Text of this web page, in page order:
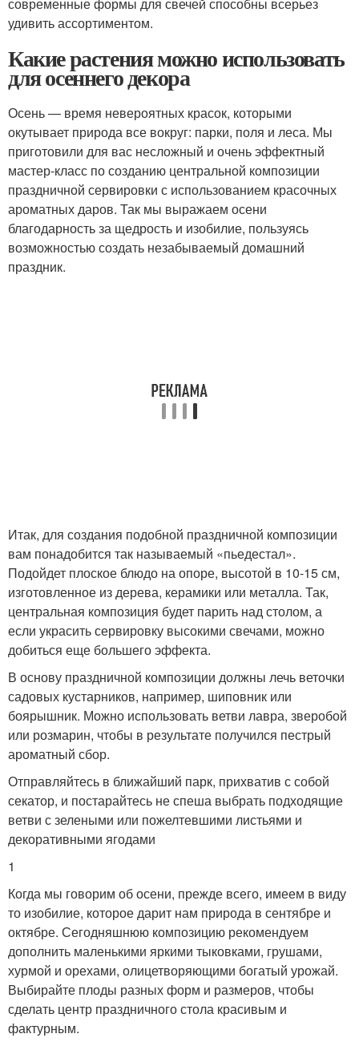
удивить ассортиментом.
Какие растения можно использовать
для осеннего декора
Осень — время невероятных красок, которыми
окутывает природа все вокруг: парки, поля и леса. Мы
приготовили для вас несложный и очень эффектный
мастер-класс по созданию центральной композиции
праздничной сервировки с использованием красочных
ароматных даров. Так мы выражаем осени
благодарность за щедрость и изобилие, пользуясь
возможностью создать незабываемый домашний
праздник.
Итак, для создания подобной праздничной композиции
вам понадобится так называемый «пьедестал».
Подойдет плоское блюдо на опоре, высотой в 10-15 см,
изготовленное из дерева, керамики или металла. Так,
центральная композиция будет парить над столом, а
если украсить сервировку высокими свечами, можно
добиться еще большего эффекта.
В основу праздничной композиции должны лечь веточки
садовых кустарников, например, шиповник или
боярышник. Можно использовать ветви лавра, зверобой
или розмарин, чтобы в результате получился пестрый
ароматный сбор.
Отправляйтесь в ближайший парк, прихватив с собой
секатор, и постарайтесь не спеша выбрать подходящие
ветви с зелеными или пожелтевшими листьями и
декоративными ягодами
1
Когда мы говорим об осени, прежде всего, имеем в виду
то изобилие, которое дарит нам природа в сентябре и
октябре. Сегодняшнюю композицию рекомендуем
дополнить маленькими яркими тыковками, грушами,
хурмой и орехами, олицетворяющими богатый урожай.
Выбирайте плоды разных форм и размеров, чтобы
сделать центр праздничного стола красивым и
фактурным.